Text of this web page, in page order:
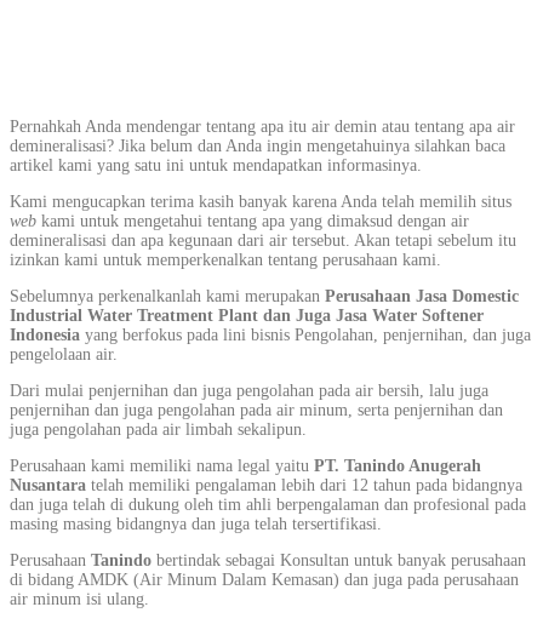
Pernahkah Anda mendengar tentang apa itu air demin atau tentang apa air
demineralisasi? Jika belum dan Anda ingin mengetahuinya silahkan baca
artikel kami yang satu ini untuk mendapatkan informasinya.
Kami mengucapkan terima kasih banyak karena Anda telah memilih situs
web kami untuk mengetahui tentang apa yang dimaksud dengan air
demineralisasi dan apa kegunaan dari air tersebut. Akan tetapi sebelum itu
izinkan kami untuk memperkenalkan tentang perusahaan kami.
Sebelumnya perkenalkanlah kami merupakan Perusahaan Jasa Domestic
Industrial Water Treatment Plant dan Juga Jasa Water Softener
Indonesia yang berfokus pada lini bisnis Pengolahan, penjernihan, dan juga
pengelolaan air.
Dari mulai penjernihan dan juga pengolahan pada air bersih, lalu juga
penjernihan dan juga pengolahan pada air minum, serta penjernihan dan
juga pengolahan pada air limbah sekalipun.
Perusahaan kami memiliki nama legal yaitu PT. Tanindo Anugerah
Nusantara telah memiliki pengalaman lebih dari 12 tahun pada bidangnya
dan juga telah di dukung oleh tim ahli berpengalaman dan profesional pada
masing masing bidangnya dan juga telah tersertifikasi.
Perusahaan Tanindo bertindak sebagai Konsultan untuk banyak perusahaan
di bidang AMDK (Air Minum Dalam Kemasan) dan juga pada perusahaan
air minum isi ulang.